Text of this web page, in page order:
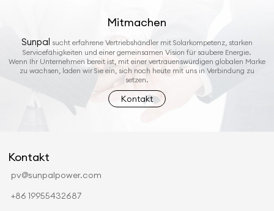
Mitmachen
Sunpal sucht erfahrene Vertriebshändler mit Solarkompetenz, starken
Servicefähigkeiten und einer gemeinsamen Vision für saubere Energie.
Wenn Ihr Unternehmen bereit ist, mit einer vertrauenswürdigen globalen Marke
zu wachsen, laden wir Sie ein, sich noch heute mit uns in Verbindung zu
setzen.
Kontakt
Kontakt
pv@sunpalpower.com
+86 19955432687